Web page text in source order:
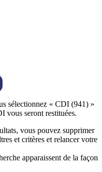
sélectionnez « CDI (941) »
vous seront restituées.
vous pouvez supprimer
et critères et relancer votre
apparaissent de la façon